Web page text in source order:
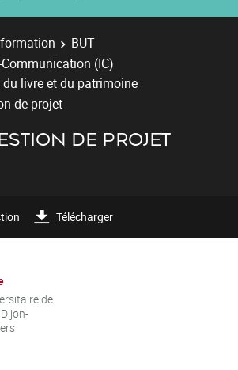
BUT
(IC)
livre et du patrimoine
de projet
DE PROJET
Télécharger
de